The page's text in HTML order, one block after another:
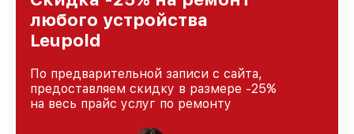
любого устройства
Leupold
По предварительной записи с сайта,
предоставляем скидку в размере -25%
на весь прайс услуг по ремонту